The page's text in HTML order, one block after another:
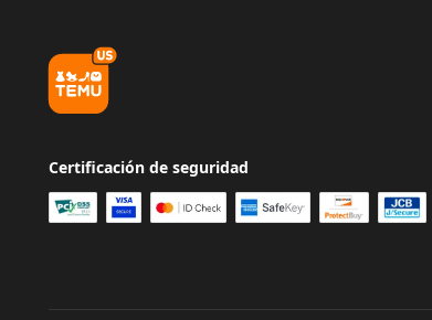
Certificación de seguridad